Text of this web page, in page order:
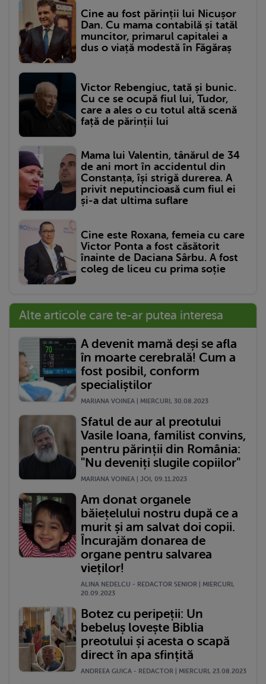
Cine au fost părinții lui Nicușor
Dan. Cu mama contabilă și tatăl
muncitor, primarul capitalei a
dus o viață modestă în Făgăraș
Victor Rebengiuc, tată și bunic.
Cu ce se ocupă fiul lui, Tudor,
care a ales o cu totul altă scenă
față de părinții lui
Mama lui Valentin, tânărul de 34
de ani mort în accidentul din
Constanța, își strigă durerea. A
privit neputincioasă cum fiul ei
și-a dat ultima suflare
Cine este Roxana, femeia cu care
Victor Ponta a fost căsătorit
înainte de Daciana Sârbu. A fost
coleg de liceu cu prima soție
Alte articole care te-ar putea interesa
A devenit mamă deși se afla
în moarte cerebrală! Cum a
fost posibil, conform
specialiștilor
MARIANA VOINEA | MIERCURI, 30.08.2023
Sfatul de aur al preotului
Vasile Ioana, familist convins,
pentru părinții din România:
"Nu deveniți slugile copiilor"
MARIANA VOINEA | JOI, 09.11.2023
Am donat organele
băiețelului nostru după ce a
murit și am salvat doi copii.
Încurajăm donarea de
organe pentru salvarea
vieților!
ALINA NEDELCU - REDACTOR SENIOR | MIERCURI,
20.09.2023
Botez cu peripeții: Un
bebeluș lovește Biblia
preotului și acesta o scapă
direct în apa sfințită
ANDREEA GUICA - REDACTOR | MIERCURI, 23.08.2023